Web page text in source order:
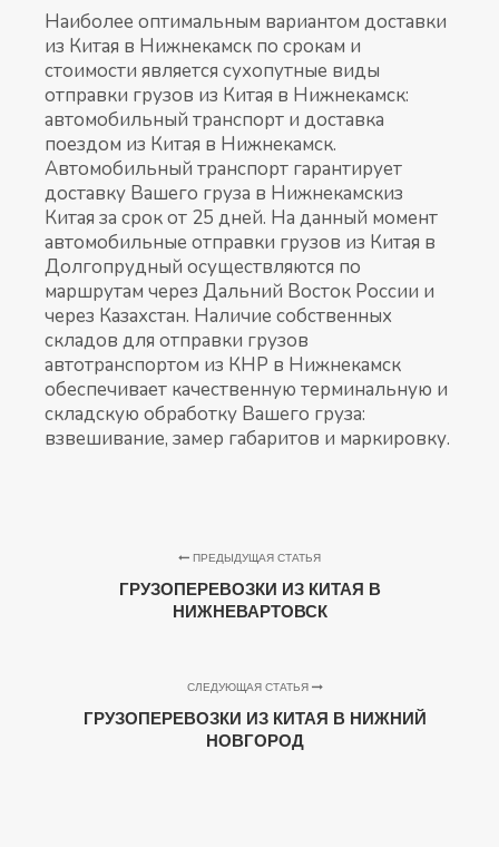
Наиболее оптимальным вариантом доставки
из Китая в Нижнекамск по срокам и
стоимости является сухопутные виды
отправки грузов из Китая в Нижнекамск:
автомобильный транспорт и доставка
поездом из Китая в Нижнекамск.
Автомобильный транспорт гарантирует
доставку Вашего груза в Нижнекамскиз
Китая за срок от 25 дней. На данный момент
автомобильные отправки грузов из Китая в
Долгопрудный осуществляются по
маршрутам через Дальний Восток России и
через Казахстан. Наличие собственных
складов для отправки грузов
автотранспортом из КНР в Нижнекамск
обеспечивает качественную терминальную и
складскую обработку Вашего груза:
взвешивание, замер габаритов и маркировку.
ПРЕДЫДУЩАЯ СТАТЬЯ
ГРУЗОПЕРЕВОЗКИ ИЗ КИТАЯ В
НИЖНЕВАРТОВСК
СЛЕДУЮЩАЯ СТАТЬЯ
ГРУЗОПЕРЕВОЗКИ ИЗ КИТАЯ В НИЖНИЙ
НОВГОРОД